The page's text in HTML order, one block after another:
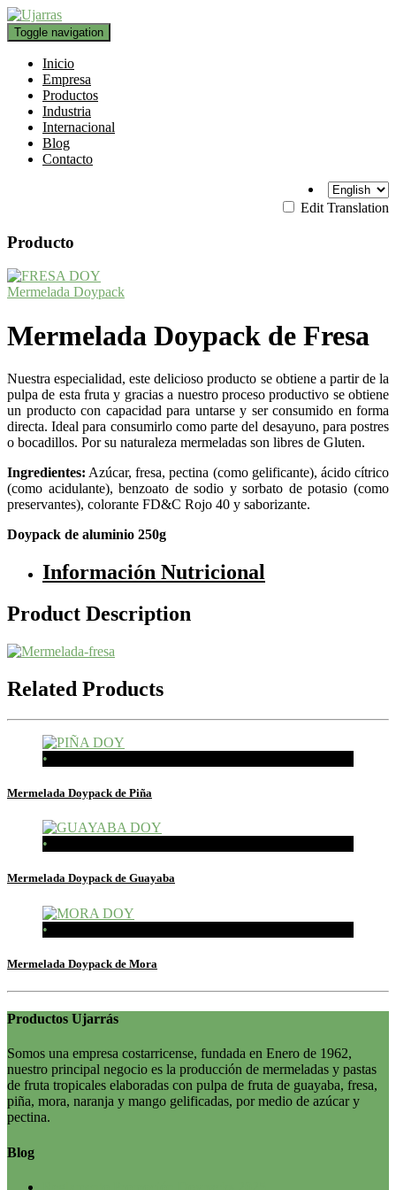
Toggle navigation
Inicio
Empresa
Productos
Industria
Internacional
Blog
Contacto
Edit Translation
Producto
Mermelada Doypack
Mermelada Doypack de Fresa
Nuestra especialidad, este delicioso producto se obtiene a partir de la
pulpa de esta fruta y gracias a nuestro proceso productivo se obtiene
un producto con capacidad para untarse y ser consumido en forma
directa. Ideal para consumirlo como parte del desayuno, para postres
o bocadillos. Por su naturaleza mermeladas son libres de Gluten.
Ingredientes: Azúcar, fresa, pectina (como gelificante), ácido cítrico
(como acidulante), benzoato de sodio y sorbato de potasio (como
preservantes), colorante FD&C Rojo 40 y saborizante.
Doypack de aluminio 250g
Información Nutricional
Product Description
Related Products
•
Mermelada Doypack de Piña
•
Mermelada Doypack de Guayaba
•
Mermelada Doypack de Mora
Productos Ujarrás
Somos una empresa costarricense, fundada en Enero de 1962,
nuestro principal negocio es la producción de mermeladas y pastas
de fruta tropicales elaboradas con pulpa de fruta de guayaba, fresa,
piña, mora, naranja y mango gelificadas, por medio de azúcar y
pectina.
Blog